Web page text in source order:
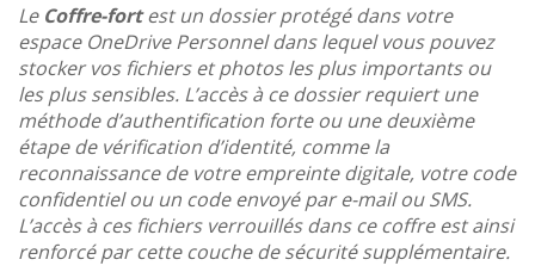
Le Coffre-fortest un dossier protégé dans votre
espace OneDrive Personnel dans lequel vous pouvez
stocker vos fichiers et photos les plus importants ou
les plus sensibles. L’accès à ce dossier requiert une
méthode d’authentification forte ou une deuxième
étape de vérification d’identité, comme la
reconnaissance de votre empreinte digitale, votre code
confidentiel ou un code envoyé par e-mail ou SMS.
L’accès à ces fichiers verrouillés dans ce coffre est ainsi
renforcé par cette couche de sécurité supplémentaire.